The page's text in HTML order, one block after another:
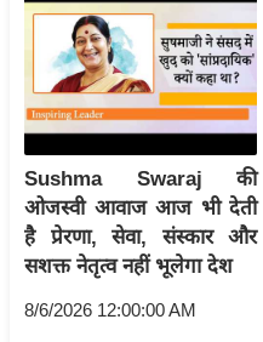
त
ग
इं
या
सा
हि
त्य
ज
Sushma Swaraj की
ओजस्वी आवाज आज भी देती
है प्रेरणा, सेवा, संस्कार और
सशक्त नेतृत्व नहीं भूलेगा देश
8/6/2026 12:00:00 AM